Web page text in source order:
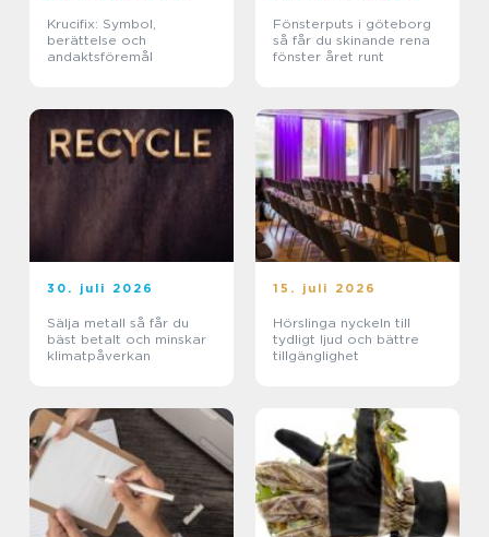
Krucifix: Symbol,
berättelse och
andaktsföremål
Fönsterputs i göteborg
så får du skinande rena
fönster året runt
30. juli 2026
Sälja metall så får du
bäst betalt och minskar
klimatpåverkan
15. juli 2026
Hörslinga nyckeln till
tydligt ljud och bättre
tillgänglighet